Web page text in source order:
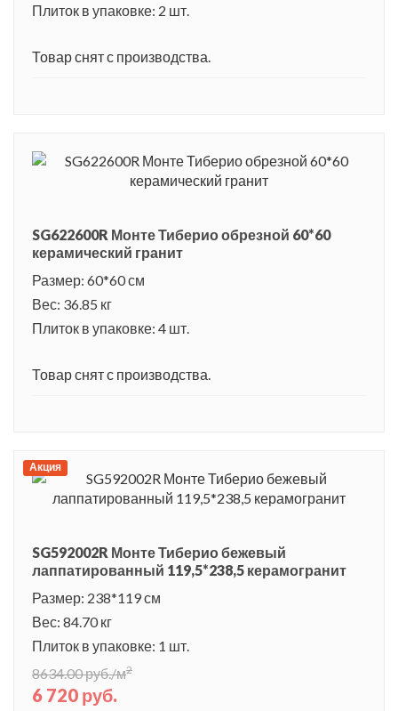
Плиток в упаковке: 2 шт.
Товар снят с производства.
SG622600R Монте Тиберио обрезной 60*60
керамический гранит
Размер: 60*60 см
Вес: 36.85 кг
Плиток в упаковке: 4 шт.
Товар снят с производства.
Акция
SG592002R Монте Тиберио бежевый
лаппатированный 119,5*238,5 керамогранит
Размер: 238*119 см
Вес: 84.70 кг
Плиток в упаковке: 1 шт.
8634.00 руб./м2
6 720 руб.